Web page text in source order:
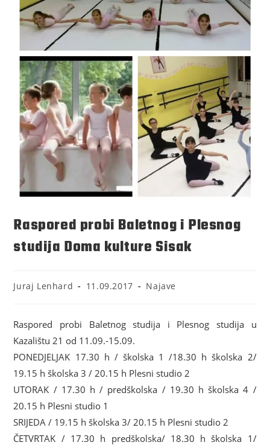
Raspored probi Baletnog i Plesnog
studija Doma kulture Sisak
Juraj Lenhard 11.09.2017 Najave
Raspored probi Baletnog studija i Plesnog studija u
Kazalištu 21 od 11.09.-15.09.
PONEDJELJAK 17.30 h / školska 1 /18.30 h školska 2/
19.15 h školska 3 / 20.15 h Plesni studio 2
UTORAK / 17.30 h / predškolska / 19.30 h školska 4 /
20.15 h Plesni studio 1
SRIJEDA / 19.15 h školska 3/ 20.15 h Plesni studio 2
ČETVRTAK / 17.30 h predškolska/ 18.30 h školska 1/